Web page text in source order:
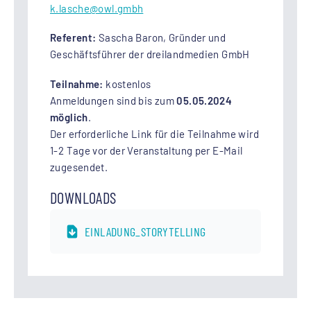
k.lasche@owl.gmbh
Referent: Sascha Baron, Gründer und
Geschäftsführer der dreilandmedien GmbH
Teilnahme: kostenlos
Anmeldungen sind bis zum05.05.2024
möglich.
Der erforderliche Link für die Teilnahme wird
1-2 Tage vor der Veranstaltung per E-Mail
zugesendet.
DOWNLOADS
EINLADUNG_STORYTELLING